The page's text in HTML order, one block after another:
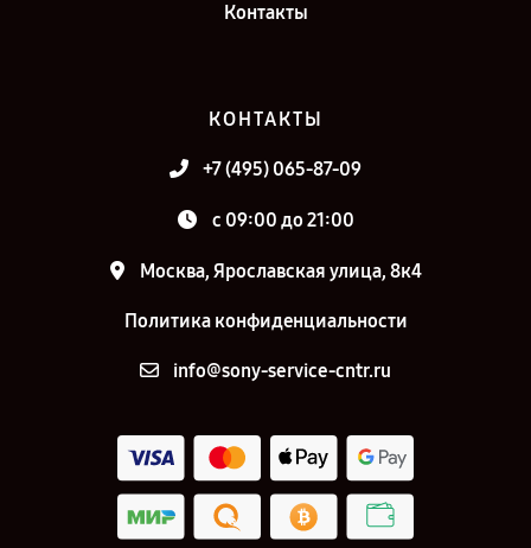
Контакты
КОНТАКТЫ
+7 (495) 065-87-09
c 09:00 до 21:00
Москва, Ярославская улица, 8к4
Политика конфиденциальности
info@sony-service-cntr.ru